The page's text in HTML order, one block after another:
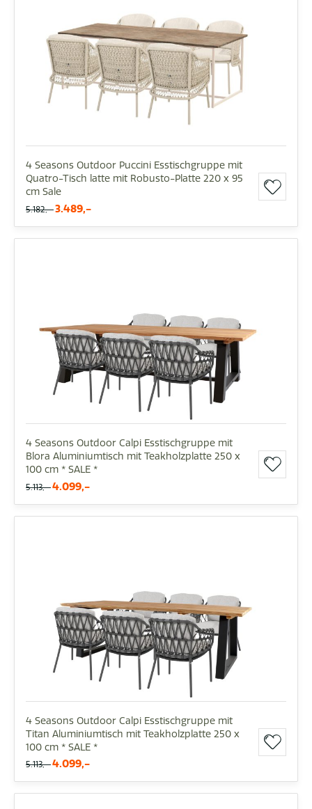
4 Seasons Outdoor Puccini Esstischgruppe mit
Quatro-Tisch latte mit Robusto-Platte 220 x 95
cm Sale
5.182,- 3.489,-
4 Seasons Outdoor Calpi Esstischgruppe mit
Blora Aluminiumtisch mit Teakholzplatte 250 x
100 cm * SALE *
5.113,- 4.099,-
4 Seasons Outdoor Calpi Esstischgruppe mit
Titan Aluminiumtisch mit Teakholzplatte 250 x
100 cm * SALE *
5.113,- 4.099,-